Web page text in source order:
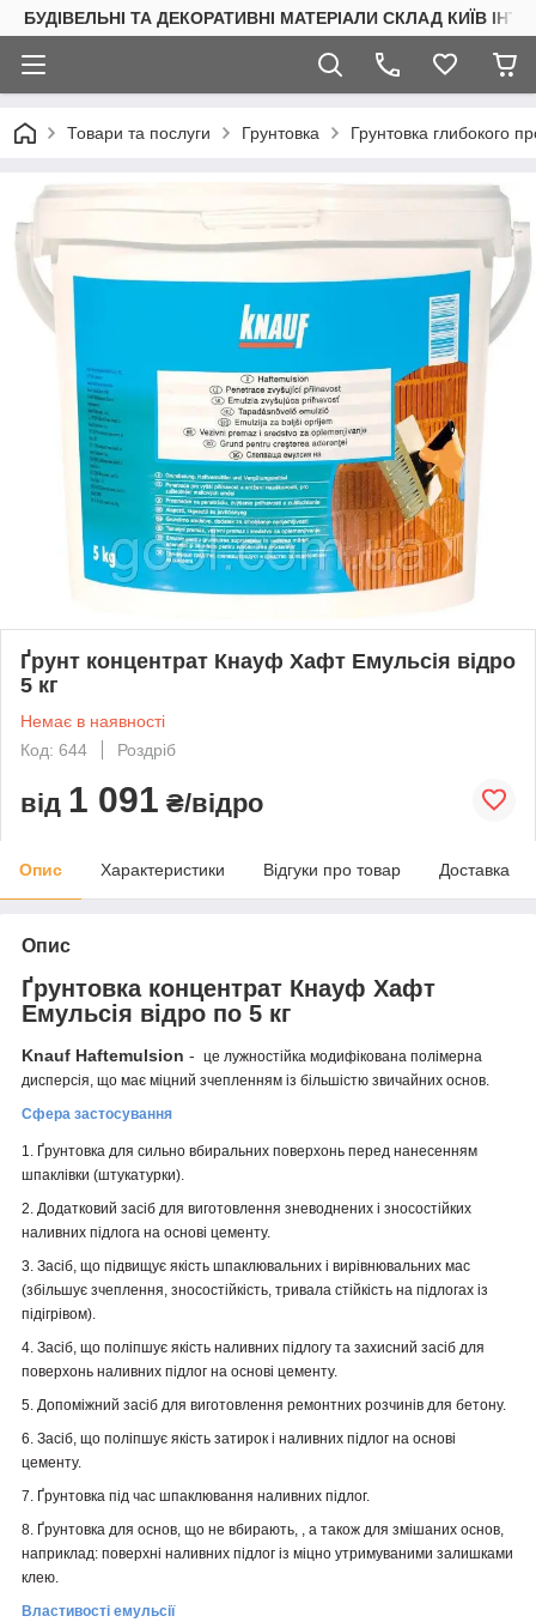
БУДІВЕЛЬНІ ТА ДЕКОРАТИВНІ МАТЕРІАЛИ СКЛАД КИЇВ
Товари та послуги Грунтовка Грунтовка глибокого
Ґрунт концентрат Кнауф Хафт Емульсія відро
5 кг
Немає в наявності
Код: 644
Роздріб
від 1 091 ₴/відро
Опис Характеристики Відгуки про товар Доставка
Опис
Ґрунтовка концентрат Кнауф Хафт
Емульсія відро по 5 кг
Knauf Haftemulsion - це лужностійка модифікована полімерна
дисперсія, що має міцний зчепленням із більшістю звичайних основ.
Сфера застосування
1. Ґрунтовка для сильно вбиральних поверхонь перед нанесенням
шпаклівки (штукатурки).
2. Додатковий засіб для виготовлення зневоднених і зносостійких
наливних підлога на основі цементу.
3. Засіб, що підвищує якість шпаклювальних і вирівнювальних мас
(збільшує зчеплення, зносостійкість, тривала стійкість на підлогах із
підігрівом).
4. Засіб, що поліпшує якість наливних підлогу та захисний засіб для
поверхонь наливних підлог на основі цементу.
5. Допоміжний засіб для виготовлення ремонтних розчинів для бетону.
6. Засіб, що поліпшує якість затирок і наливних підлог на основі
цементу.
7. Ґрунтовка під час шпаклювання наливних підлог.
8. Ґрунтовка для основ, що не вбирають, , а також для змішаних основ,
наприклад: поверхні наливних підлог із міцно утримуваними залишками
клею.
Властивості емульсії